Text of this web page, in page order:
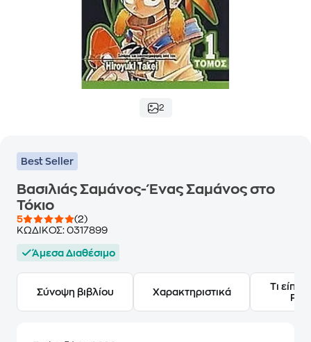
2
Best Seller
Βασιλιάς Σαμάνος- Ένας Σαμάνος στο
Τόκιο
5
(2)
ΚΩΔΙΚΟΣ: 0317899
Άμεσα Διαθέσιμο
Σύνοψη βιβλίου Χαρακτηριστικά
Τι